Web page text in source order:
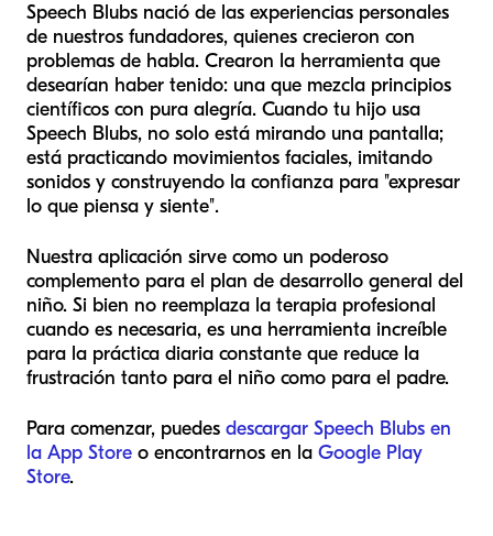
Speech Blubs nació de las experiencias personales
de nuestros fundadores, quienes crecieron con
problemas de habla. Crearon la herramienta que
desearían haber tenido: una que mezcla principios
científicos con pura alegría. Cuando tu hijo usa
Speech Blubs, no solo está mirando una pantalla;
está practicando movimientos faciales, imitando
sonidos y construyendo la confianza para "expresar
lo que piensa y siente".
Nuestra aplicación sirve como un poderoso
complemento para el plan de desarrollo general del
niño. Si bien no reemplaza la terapia profesional
cuando es necesaria, es una herramienta increíble
para la práctica diaria constante que reduce la
frustración tanto para el niño como para el padre.
Para comenzar, puedes descargar Speech Blubs en
la App Store o encontrarnos en la Google Play
Store.